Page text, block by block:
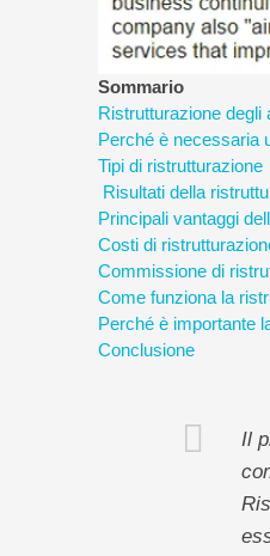
Sommario
Ristrutturazione degli
Perché è necessaria
Tipi di ristrutturazione
Risultati della
Principali vantaggi
Costi di
Commissione di
Come funziona la
Perché è importante
Conclusione
Il